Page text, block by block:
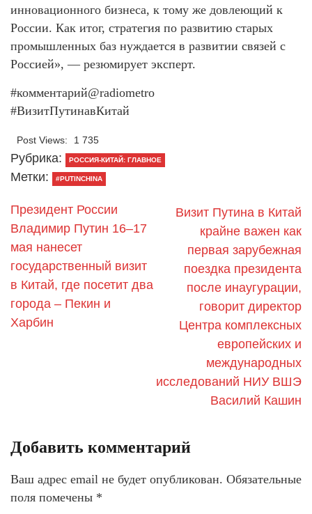
инновационного бизнеса, к тому же довлеющий к
России. Как итог, стратегия по развитию старых
промышленных баз нуждается в развитии связей с
Россией», — резюмирует эксперт.
#комментарий@radiometro
#ВизитПутинавКитай
Post Views: 1 735
Рубрика: РОССИЯ-КИТАЙ: ГЛАВНОЕ
Метки: #PUTINCHINA
Президент России
Владимир Путин 16–17
мая нанесет
государственный визит
в Китай, где посетит два
города – Пекин и
Харбин
Визит Путина в Китай
крайне важен как
первая зарубежная
поездка президента
после инаугурации,
говорит директор
Центра комплексных
европейских и
международных
исследований НИУ ВШЭ
Василий Кашин
Добавить комментарий
Ваш адрес email не будет опубликован. Обязательные
поля помечены *